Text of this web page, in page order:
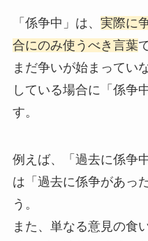
「係争中」は、 実際に
合にのみ使うべき言葉
まだ争いが始まってい
している場合に「係争
す。
例えば、「過去に係争
は「過去に係争があっ
う。
また、単なる意見の食